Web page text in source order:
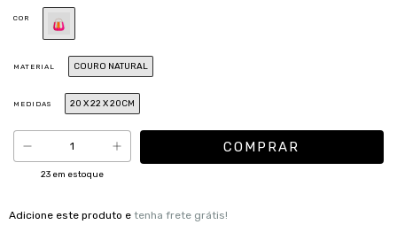
COR
MATERIAL COURO NATURAL
MEDIDAS 20 X 22 X 20CM
23em estoque
Adicione este produto e tenha frete grátis!